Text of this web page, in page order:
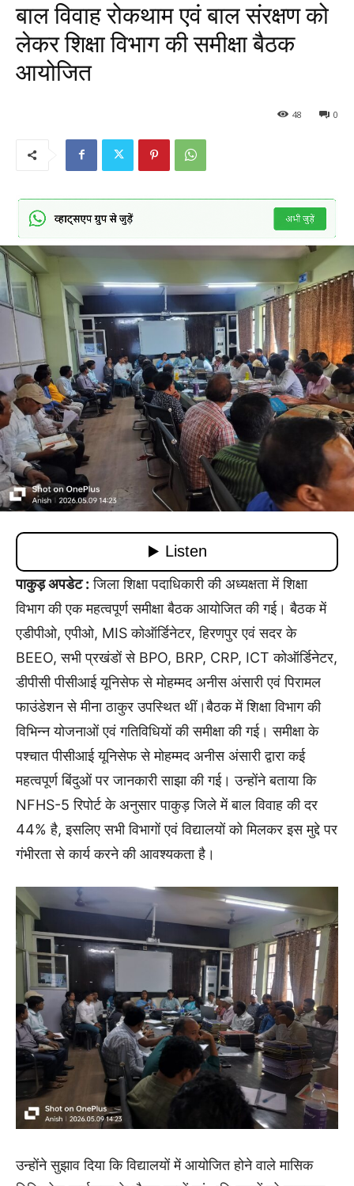
बाल विवाह रोकथाम एवं बाल संरक्षण को
लेकर शिक्षा विभाग की समीक्षा बैठक
आयोजित
0
48
पाकुड़ अपडेट : जिला शिक्षा पदाधिकारी की अध्यक्षता में शिक्षा
विभाग की एक महत्वपूर्ण समीक्षा बैठक आयोजित की गई। बैठक में
एडीपीओ, एपीओ, MIS कोऑर्डिनेटर, हिरणपुर एवं सदर के
BEEO, सभी प्रखंडों से BPO, BRP, CRP, ICT कोऑर्डिनेटर,
डीपीसी पीसीआई यूनिसेफ से मोहम्मद अनीस अंसारी एवं पिरामल
फाउंडेशन से मीना ठाकुर उपस्थित थीं।बैठक में शिक्षा विभाग की
विभिन्न योजनाओं एवं गतिविधियों की समीक्षा की गई। समीक्षा के
पश्चात पीसीआई यूनिसेफ से मोहम्मद अनीस अंसारी द्वारा कई
महत्वपूर्ण बिंदुओं पर जानकारी साझा की गई। उन्होंने बताया कि
NFHS-5 रिपोर्ट के अनुसार पाकुड़ जिले में बाल विवाह की दर
44% है, इसलिए सभी विभागों एवं विद्यालयों को मिलकर इस मुद्दे पर
गंभीरता से कार्य करने की आवश्यकता है।
उन्होंने सुझाव दिया कि विद्यालयों में आयोजित होने वाले मासिक